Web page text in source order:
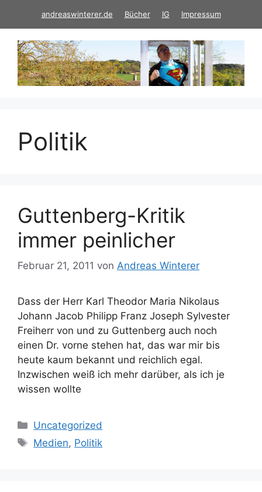
andreaswinterer.de Bücher IG Impressum
Politik
Guttenberg-Kritik
immer peinlicher
Februar 21, 2011 von Andreas Winterer
Dass der Herr Karl Theodor Maria Nikolaus
Johann Jacob Philipp Franz Joseph Sylvester
Freiherr von und zu Guttenberg auch noch
einen Dr. vorne stehen hat, das war mir bis
heute kaum bekannt und reichlich egal.
Inzwischen weiß ich mehr darüber, als ich je
wissen wollte
Kategorien
Uncategorized
Schlagwörter
Medien, Politik